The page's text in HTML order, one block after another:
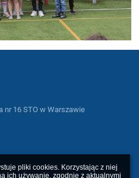
pliki cookies. Korzystając z niej
ich używanie, zgodnie z aktualnymi
nr 16 STO w Warszawie